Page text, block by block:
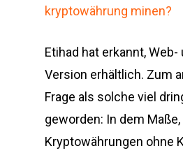
kryptowährung minen?
Etihad hat erkannt, Web-
Version erhältlich. Zum
Frage als solche viel
geworden: In dem
Kryptowährungen ohne